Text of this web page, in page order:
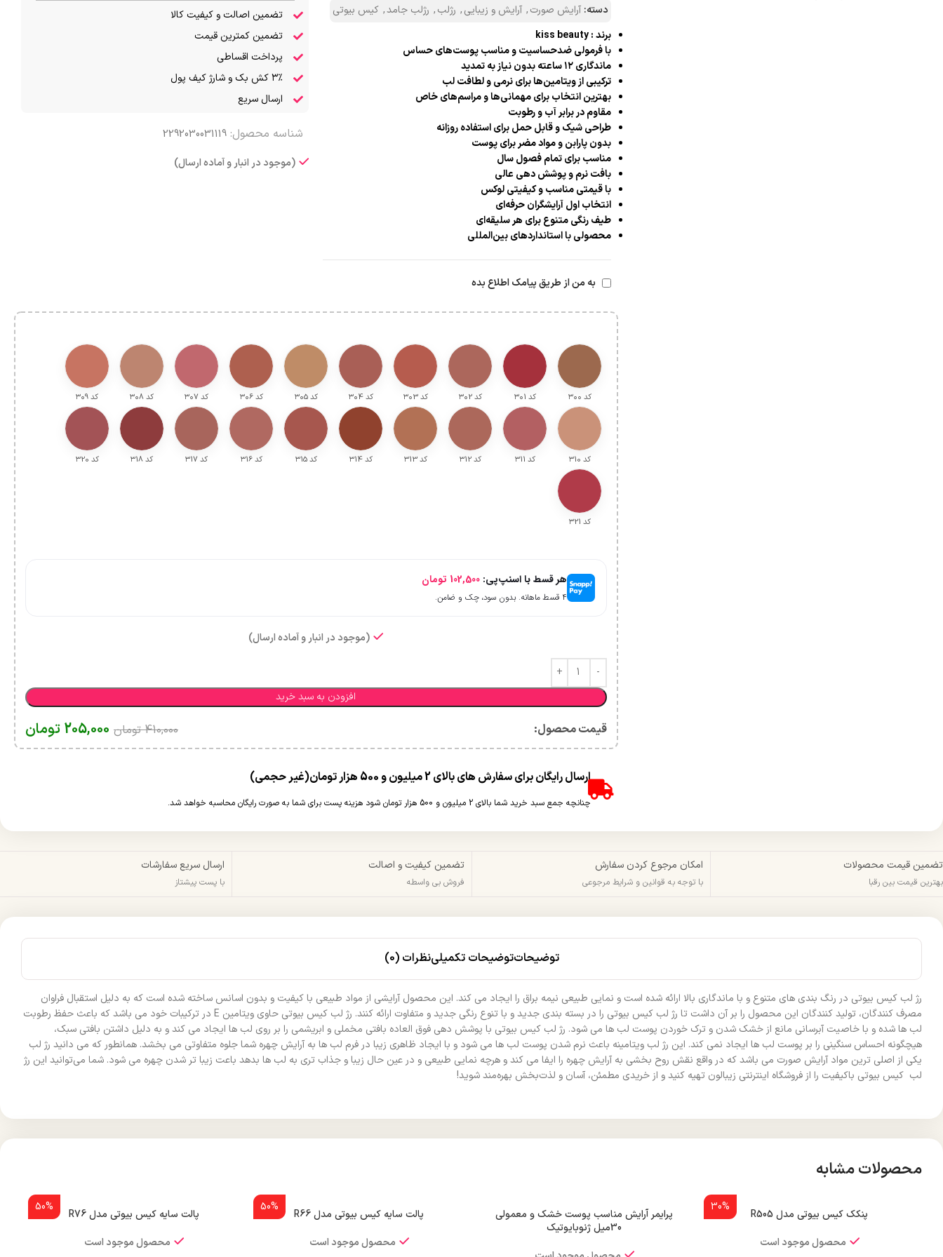
دسته: آرایش صورت, آرایش و زیبایی, رژلب, رژلب جامد, کیس بیوتی
برند : kiss beauty
با فرمولی ضدحساسیت و مناسب پوست‌های حساس
ماندگاری ۱۲ ساعته بدون نیاز به تمدید
ترکیبی از ویتامین‌ها برای نرمی و لطافت لب
بهترین انتخاب برای مهمانی‌ها و مراسم‌های خاص
مقاوم در برابر آب و رطوبت
طراحی شیک و قابل حمل برای استفاده روزانه
بدون پارابن و مواد مضر برای پوست
مناسب برای تمام فصول سال
بافت نرم و پوشش دهی عالی
با قیمتی مناسب و کیفیتی لوکس
انتخاب اول آرایشگران حرفه‌ای
طیف رنگی متنوع برای هر سلیقه‌ای
محصولی با استانداردهای بین‌المللی
به من از طریق پیامک اطلاع بده
تضمین اصالت و کیفیت کالا
تضمین کمترین قیمت
پرداخت اقساطی
۳٪ کش بک و شارژ کیف پول
ارسال سریع
شناسه محصول: 2292030031119
(موجود در انبار و آماده ارسال)
کد ۳۰۰ کد ۳۰1 کد ۳۰2 کد ۳۰3 کد ۳۰4 کد ۳۰5 کد ۳۰6 کد ۳۰7 کد ۳۰8 کد ۳۰9
کد ۳10 کد ۳11 کد ۳12 کد ۳13 کد ۳14 کد ۳15 کد ۳16 کد ۳17 کد ۳18 کد ۳20
کد ۳21
هر قسط با اسنپ‌پی:102,500 تومان
۴ قسط ماهانه. بدون سود، چک و ضامن.
(موجود در انبار و آماده ارسال)
افزودن به سبد خرید
قیمت محصول:​ 410,000 تومان 205,000 تومان
ارسال رایگان برای سفارش های بالای 2 میلیون و 500 هزار تومان(غیر حجمی)
چنانچه جمع سبد خرید شما بالای 2 میلیون و 500 هزار تومان شود هزینه پست برای شما به صورت رایگان محاسبه خواهد شد.
تضمین قیمت محصولات
بهترین قیمت بین رقبا
امکان مرجوع کردن سفارش
با توجه به قوانین و شرایط مرجوعی
تضمین کیفیت و اصالت
فروش بی واسطه
ارسال سریع سفارشات
با پست پیشتاز
توضیحاتتوضیحات تکمیلینظرات (0)
رژ لب کیس بیوتی در رنگ بندی های متنوع و با ماندگاری بالا ارائه شده است و نمایی طبیعی نیمه براق را ایجاد می کند. این محصول آرایشی از مواد طبیعی با کیفیت و بدون اسانس ساخته شده است که به دلیل استقبال فراوان
مصرف کنندگان، تولید کنندگان این محصول را بر آن داشت تا رژ لب کیس بیوتی را در بسته بندی جدید و با تنوع رنگی جدید و متفاوت ارائه کنند. رژ لب کیس بیوتی حاوی ویتامین E در ترکیبات خود می باشد که باعث حفظ رطوبت
لب ها شده و با خاصیت آبرسانی مانع از خشک شدن و ترک خوردن پوست لب ها می شود. رژ لب کیس بیوتی با پوشش دهی فوق العاده بافتی مخملی و ابریشمی را بر روی لب ها ایجاد می کند و به دلیل داشتن بافتی سبک،
هیچگونه احساس سنگینی را بر پوست لب ها ایجاد نمی کند. این رژ لب ویتامینه باعث نرم شدن پوست لب ها می شود و با ایجاد ظاهری زیبا در فرم لب ها به آرایش چهره شما جلوه متفاوتی می بخشد. همانطور که می دانید رژ لب
یکی از اصلی ترین مواد آرایش صورت می باشد که در واقع نقش روح بخشی به آرایش چهره را ایفا می کند و هرچه نمایی طبیعی و در عین حال زیبا و جذاب تری به لب ها بدهد باعت زیبا تر شدن چهره می شود. شما می‌توانید این رژ
لب کیس بیوتی باکیفیت را از فروشگاه اینترنتی زیبالون تهیه کنید و از خریدی مطمئن، آسان و لذت‌بخش بهره‌مند شوید!
محصولات مشابه
30%
پنکک کیس بیوتی مدل R505
محصول موجود است
پرایمر آرایش مناسب پوست خشک و معمولی
30میل ژنوبایوتیک
50%
پالت سایه کیس بیوتی مدل R66
محصول موجود است
50%
پالت سایه کیس بیوتی مدل R76
محصول موجود است